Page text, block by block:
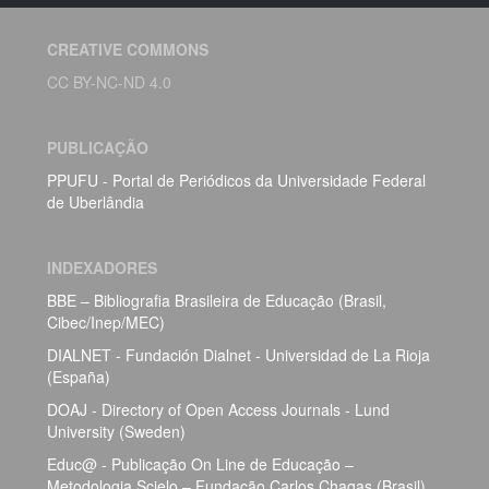
CREATIVE COMMONS
CC BY-NC-ND 4.0
PUBLICAÇÃO
PPUFU - Portal de Periódicos da Universidade Federal
de Uberlândia
INDEXADORES
BBE – Bibliografia Brasileira de Educação (Brasil,
Cibec/Inep/MEC)
DIALNET - Fundación Dialnet - Universidad de La Rioja
(España)
DOAJ - Directory of Open Access Journals - Lund
University (Sweden)
Educ@ - Publicação On Line de Educação –